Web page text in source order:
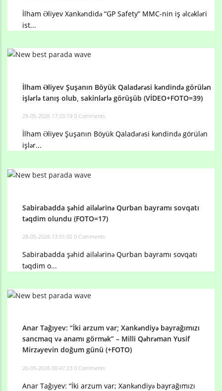
İlham Əliyev Xankəndidə “GP Safety” MMC-nin iş əlcəkləri
ist...
İlham Əliyev Şuşanın Böyük Qaladərəsi kəndində görülən
işlərlə tanış olub, sakinlərlə görüşüb (VİDEO+FOTO=39)
28-05-2026 17:33:19 0 Comments
İlham Əliyev Şuşanın Böyük Qaladərəsi kəndində görülən
işlər...
Sabirabadda şəhid ailələrinə Qurban bayramı sovqatı
təqdim olundu (FOTO=17)
28-05-2026 13:51:02 0 Comments
Sabirabadda şəhid ailələrinə Qurban bayramı sovqatı
təqdim o...
Anar Tağıyev: “İki arzum var; Xankəndiyə bayrağımızı
sancmaq və anamı görmək” – Milli Qəhrəman Yusif
Mirzəyevin doğum günü (+FOTO)
26-05-2026 00:47:23 0 Comments
Anar Tağıyev: “İki arzum var; Xankəndiyə bayrağımızı